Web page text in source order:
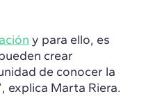
y para ello, es
crear
de conocer la
explica Marta Riera.